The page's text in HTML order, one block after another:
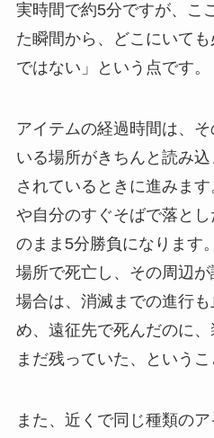
実時間で約5分ですが、こ
た瞬間から、どこにいて
ではない」という点です。
アイテムの経過時間は、
いる場所がきちんと読み
されているときに進みま
や自分のすぐそばで落と
のまま5分勝負になります
場所で死亡し、その周辺
場合は、消滅までの進行
め、遠征先で死んだのに
まだ残っていた、というこ
また、近くで同じ種類の